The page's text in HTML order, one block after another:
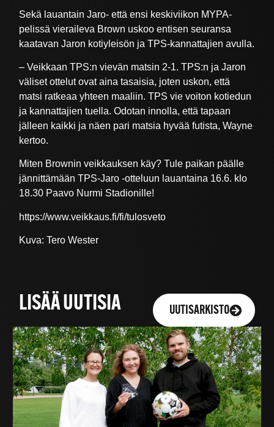
Sekä lauantain Jaro- että ensi keskiviikon MYPA-
pelissä vieraileva Brown uskoo entisen seuransa
kaatavan Jaron kotiyleisön ja TPS-kannattajien avulla.
– Veikkaan TPS:n vievän matsin 2-1. TPS:n ja Jaron
väliset ottelut ovat aina tasaisia, joten uskon, että
matsi ratkeaa yhteen maaliin. TPS vie voiton kotiedun
ja kannattajien tuella. Odotan innolla, että tapaan
jälleen kaikki ja näen pari matsia hyvää futista, Wayne
kertoo.
Miten Brownin veikkauksen käy? Tule paikan päälle
jännittämään TPS-Jaro -otteluun lauantaina 16.6. klo
18.30 Paavo Nurmi Stadionille!
https://www.veikkaus.fi/fi/tulosveto
Kuva: Tero Wester
LISÄÄ UUTISIA UUTISARKISTO